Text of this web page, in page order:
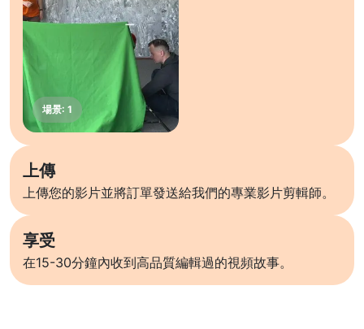
上傳
上傳您的影片並將訂單發送給我們的專業影片剪輯師。
享受
在15-30分鐘內收到高品質編輯過的視頻故事。